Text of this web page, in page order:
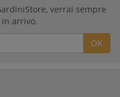
verrai sempre
arrivo.
OK